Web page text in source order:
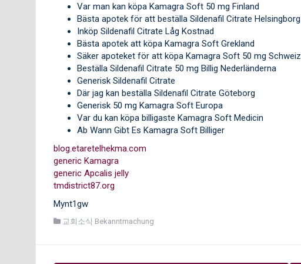
Var man kan köpa Kamagra Soft 50 mg Finland
Bästa apotek för att beställa Sildenafil Citrate Helsingborg
Inköp Sildenafil Citrate Låg Kostnad
Bästa apotek att köpa Kamagra Soft Grekland
Säker apoteket för att köpa Kamagra Soft 50 mg Schweiz
Beställa Sildenafil Citrate 50 mg Billig Nederländerna
Generisk Sildenafil Citrate
Där jag kan beställa Sildenafil Citrate Göteborg
Generisk 50 mg Kamagra Soft Europa
Var du kan köpa billigaste Kamagra Soft Medicin
Ab Wann Gibt Es Kamagra Soft Billiger
blog.etaretelhekma.com
generic Kamagra
generic Apcalis jelly
tmdistrict87.org
Mynt1gw
교회소식 Bekanntmachung